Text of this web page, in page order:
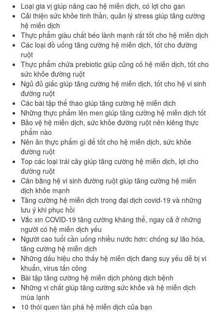
Loại gia vị giúp nâng cao hệ miễn dịch, có lợi cho gan
Cải thiện sức khỏe tinh thần, quản lý stress giúp tăng cường
hệ miễn dịch
Thực phẩm giàu chất béo lành mạnh rất tốt cho hệ miễn dịch
Các loại đồ uống tăng cường hệ miễn dịch, tốt cho đường
ruột
Thực phẩm chứa prebiotic giúp củng cố hệ miễn dịch, tốt cho
sức khỏe đường ruột
Ngủ đủ giấc giúp tăng cường hệ miễn dịch, tốt cho hệ vi sinh
đường ruột
Các bài tập thể thao giúp tăng cường hệ miễn dịch
Những thực phẩm lên men giúp tăng cường hệ miễn dịch tốt
Bảo vệ hệ miễn dịch, sức khỏe đường ruột nên kiêng thực
phẩm nào
Nên ăn thực phẩm gì để tốt cho hệ miễn dịch, sức khỏe
đường ruột
Top các loại trái cây giúp tăng cường hệ miễn dịch, lợi cho
đường ruột
Cân bằng hệ vi sinh đường ruột giúp tăng cường hệ miễn
dịch khỏe mạnh
Tăng cường hệ miễn dịch trong đại dịch covid-19 và những
lưu ý khi phục hồi
Vắc xin COVID-19 tăng cường kháng thể, ngay cả ở những
người có hệ miễn dịch yếu
Người cao tuổi cần uống nhiều nước hơn: chống sự lão hóa,
tăng cường hệ miễn dịch
Những dấu hiệu cho thấy hệ miễn dịch đang suy yếu dễ bị vi
khuẩn, virus tấn công
Bài tập tăng cường hệ miễn dịch phòng dịch bệnh
Những vi chất giúp tăng cường sức khỏe và hệ miễn dịch
mùa lạnh
10 thói quen tàn phá hệ miễn dịch của bạn